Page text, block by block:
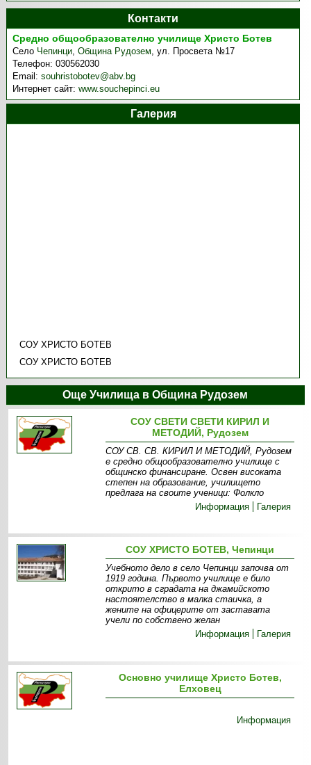
Контакти
Средно общообразователно училище Христо Ботев
Село Чепинци,Община Рудозем,ул. Просвета №17
Телефон:030562030
Email:souhristobotev@abv.bg
Интернет сайт:www.souchepinci.eu
Галерия
СОУ ХРИСТО БОТЕВ
СОУ ХРИСТО БОТЕВ
Още Училища в Община Рудозем
СОУ СВЕТИ СВЕТИ КИРИЛ И
МЕТОДИЙ, Рудозем
СОУ СВ. СВ. КИРИЛ И МЕТОДИЙ, Рудозем
е средно общообразователно училище с
общинско финансиране. Освен високата
степен на образование, училището
предлага на своите ученици: Фолкло
Информация
Галерия
СОУ ХРИСТО БОТЕВ, Чепинци
Учебното дело в село Чепинци започва от
1919 година. Първото училище е било
открито в сградата на джамийското
настоятелство в малка стаичка, а
жените на офицерите от заставата
учели по собствено желан
Информация
Галерия
Основно училище Христо Ботев,
Елховец
Информация